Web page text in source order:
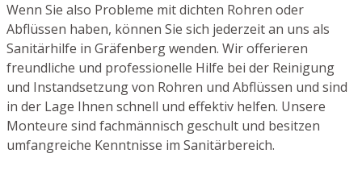
Wenn Sie also Probleme mit dichten Rohren oder
Abflüssen haben, können Sie sich jederzeit an uns als
Sanitärhilfe in Gräfenberg wenden. Wir offerieren
freundliche und professionelle Hilfe bei der Reinigung
und Instandsetzung von Rohren und Abflüssen und sind
in der Lage Ihnen schnell und effektiv helfen. Unsere
Monteure sind fachmännisch geschult und besitzen
umfangreiche Kenntnisse im Sanitärbereich.